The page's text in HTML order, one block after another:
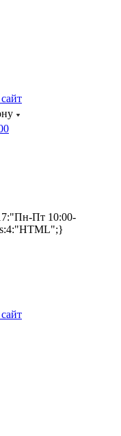
Пт 10:00-